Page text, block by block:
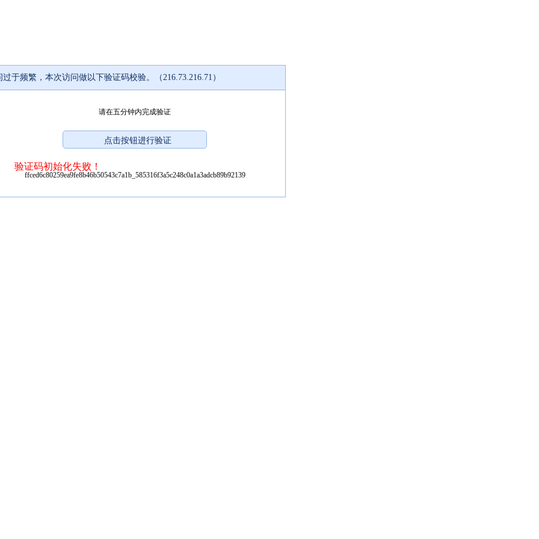
过于频繁，本次访问做以下验证码校验。（216.73.216.71）
请在五分钟内完成验证
验证码初始化失败！
ffced6c80259ea9fe8b46b50543c7a1b_585316f3a5c248c0a1a3adcb89b92139